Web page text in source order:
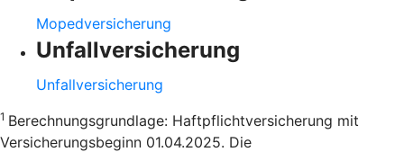
Mopedversicherung
Unfallversicherung
Unfallversicherung
1 Berechnungsgrundlage: Haftpflichtversicherung mit
Versicherungsbeginn 01.04.2025. Die